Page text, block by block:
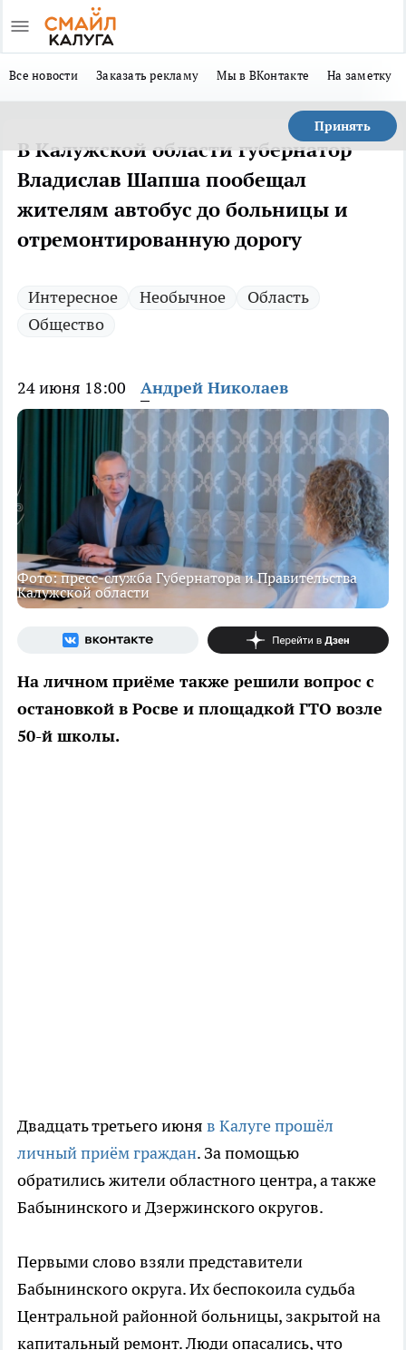
Все новости Заказать рекламу Мы в ВКонтакте На заметку
Принять
В Калужской области губернатор
Владислав Шапша пообещал
жителям автобус до больницы и
отремонтированную дорогу
Интересное Необычное
Область
Общество
24 июня 18:00 Андрей Николаев
Фото: пресс-служба Губернатора и Правительства
Калужской области
На личном приёме также решили вопрос с
остановкой в Росве и площадкой ГТО возле
50-й школы.
Двадцать третьего июня в Калуге прошёл
личный приём граждан. За помощью
обратились жители областного центра, а также
Бабынинского и Дзержинского округов.
Первыми слово взяли представители
Бабынинского округа. Их беспокоила судьба
Центральной районной больницы, закрытой на
капитальный ремонт. Люди опасались, что